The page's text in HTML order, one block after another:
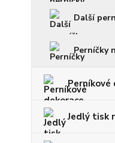
Další
Perníčky
Perníkové
Jedlý tisk